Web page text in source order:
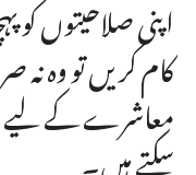
اپنی صلاحیتوں
کام کریں تو وہ
معاشرے کے لیے
سکتے ہیں۔